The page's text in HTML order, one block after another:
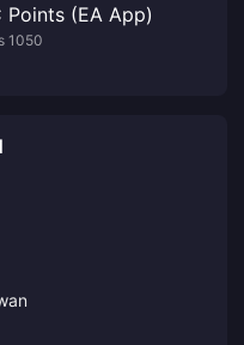
Points (EA App)
1050